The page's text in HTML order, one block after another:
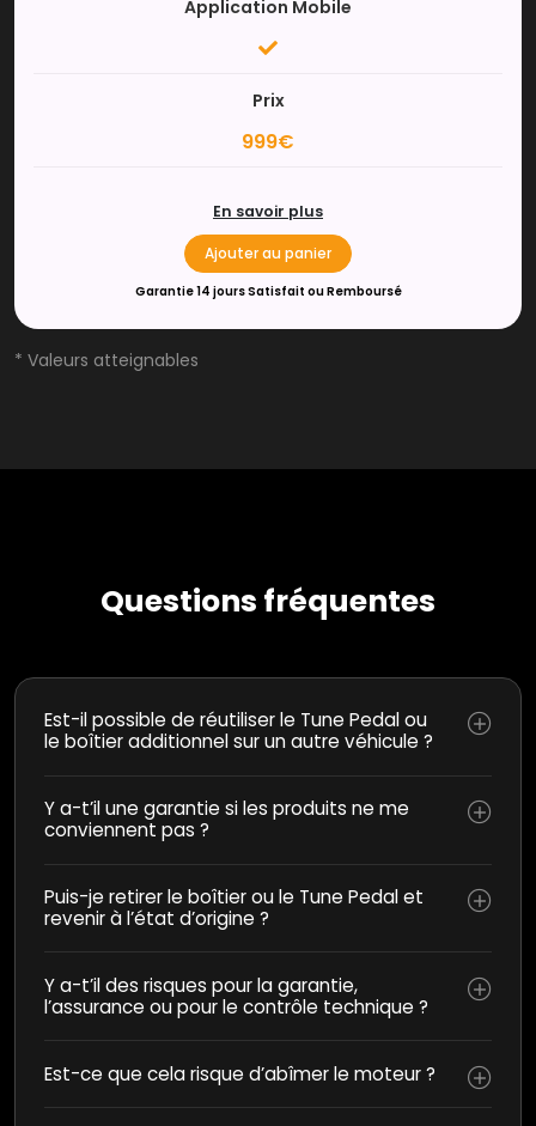
Application Mobile
Prix
999€
En savoir plus
Ajouter au panier
Garantie 14 jours Satisfait ou Remboursé
* Valeurs atteignables
Questions fréquentes
Est-il possible de réutiliser le Tune Pedal ou
le boîtier additionnel sur un autre véhicule ?
Y a-t’il une garantie si les produits ne me
conviennent pas ?
Puis-je retirer le boîtier ou le Tune Pedal et
revenir à l’état d’origine ?
Y a-t’il des risques pour la garantie,
l’assurance ou pour le contrôle technique ?
Est-ce que cela risque d’abîmer le moteur ?